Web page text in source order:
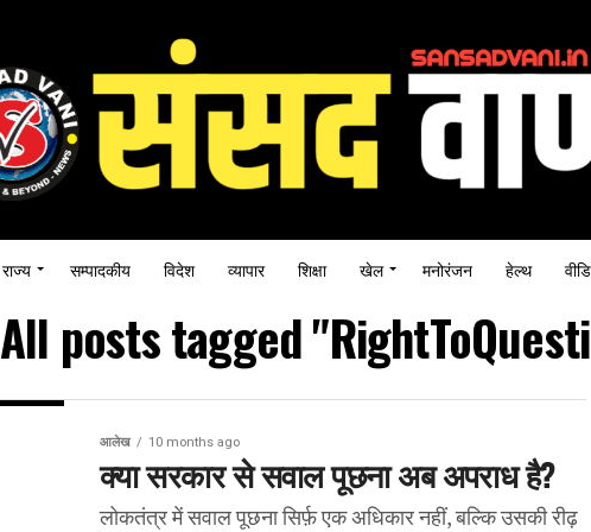
राज्य सम्पादकीय विदेश व्यापार शिक्षा खेल मनोरंजन हेल्थ
All posts tagged
आलेख 10 months ago
क्या सरकार से सवाल पूछना अब अपराध है?
लोकतंत्र में सवाल पूछना सिर्फ़ एक अधिकार नहीं, बल्कि उसकी रीढ़